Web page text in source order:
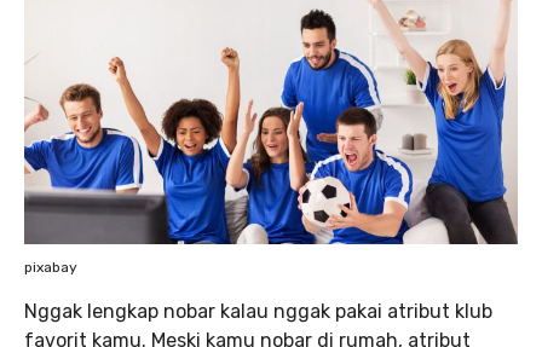
pixabay
Nggak lengkap nobar kalau nggak pakai atribut klub
favorit kamu. Meski kamu nobar di rumah, atribut